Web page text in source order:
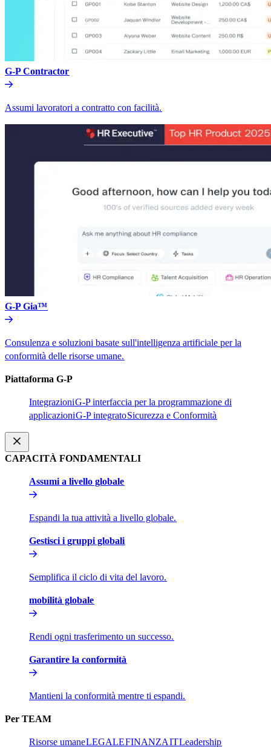
G-P Contractor​​
Assumi lavoratori a contratto con facilità.​​
G-P Gia™​​
Consulenza e soluzioni basate sull'intelligenza artificiale per la
conformità delle risorse umane.​​
Piattaforma G-P​​
Integrazioni​​G-P interfaccia per la programmazione di
applicazioni​​G-P integrato​​Sicurezza e Conformità​​
CAPACITÀ FONDAMENTALI​​
Assumi a livello globale​​
Espandi la tua attività a livello globale.​​
Gestisci i gruppi globali​​
Semplifica il ciclo di vita del lavoro.​​
mobilità globale​​
Rendi ogni trasferimento un successo.​​
Garantire la conformità​​
Mantieni la conformità mentre ti espandi.​​
Per TEAM​​
Risorse umane​​LEGALE​​FINANZA​​IT​​Leadership​​